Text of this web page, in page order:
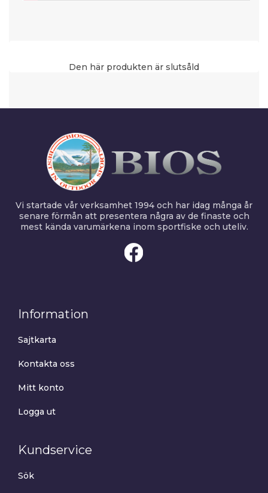
Den här produkten är slutsåld
Vi startade vår verksamhet 1994 och har idag många år
senare förmån att presentera några av de finaste och
mest kända varumärkena inom sportfiske och uteliv.
Information
Sajtkarta
Kontakta oss
Mitt konto
Logga ut
Kundservice
Sök